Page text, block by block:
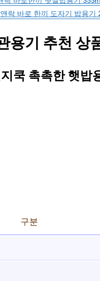
락 바로 한끼 도자기 밥용기
용기 추천 상
쿡 촉촉한 햇밥
구분